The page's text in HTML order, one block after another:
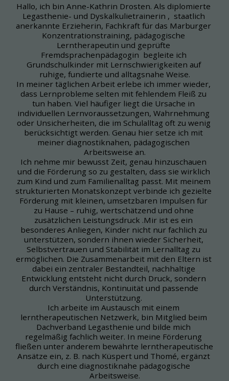
Hallo, ich bin Anne-Kathrin Drosten. Als diplomierte
Legasthenie- und Dyskalkulietrainerin ,  staatlich
anerkannte Erzieherin, Fachkraft für das Marburger
Konzentrationstraining, pädagogische
Lerntherapeutin und geprüfte
Fremdsprachenpädagogin  begleite ich
Grundschulkinder mit Lernschwierigkeiten auf
ruhige, fundierte und alltagsnahe Weise.
In meiner täglichen Arbeit erlebe ich immer wieder,
dass Lernprobleme selten mit fehlendem Fleiß zu
tun haben. Viel häufiger liegt die Ursache in
individuellen Lernvoraussetzungen, Wahrnehmung
oder Unsicherheiten, die im Schulalltag oft zu wenig
berücksichtigt werden. Genau hier setze ich mit
meiner diagnostiknahen, pädagogischen
Arbeitsweise an.
Ich nehme mir bewusst Zeit, genau hinzuschauen
und die Förderung so zu gestalten, dass sie wirklich
zum Kind und zum Familienalltag passt. Mit meinem
strukturierten Monatskonzept verbinde ich gezielte
Förderung mit kleinen, umsetzbaren Impulsen für
zu Hause – ruhig, wertschätzend und ohne
zusätzlichen Leistungsdruck .Mir ist es ein
besonderes Anliegen, Kinder nicht nur fachlich zu
unterstützen, sondern ihnen wieder Sicherheit,
Selbstvertrauen und Stabilität im Lernalltag zu
ermöglichen. Die Zusammenarbeit mit den Eltern ist
dabei ein zentraler Bestandteil, nachhaltige
Entwicklung entsteht nicht durch Druck, sondern
durch Verständnis, Kontinuität und passende
Unterstützung.
Ich arbeite im Austausch mit einem
lerntherapeutischen Netzwerk, bin Mitglied beim
Dachverband Legasthenie und bilde mich
regelmäßig fachlich weiter. In meine Förderung
fließen unter anderem bewährte lerntherapeutische
Ansätze ein, z. B. nach Küspert und Thomé, ergänzt
durch eine diagnostiknahe pädagogische
Arbeitsweise.